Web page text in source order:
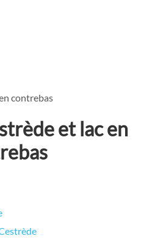
contrebas
et lac en